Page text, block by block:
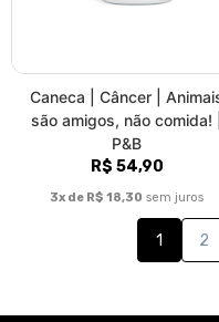
AstroVeg é uma marca de
Buscamos trazer sempre
vegano através da moda,
desenvolvidas, em sua
plástica Ana Improta, e
preocupamos, não